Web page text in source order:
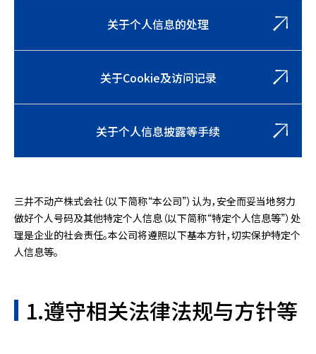
关于个人信息的处理
关于Cookie及访问记录
关于个人信息披露等手续
三井不动产株式会社（以下简称“本公司”）认为，安全而妥当地努力
做好个人号码及其他特定个人信息（以下简称“特定个人信息等”）处
理是企业的社会责任。本公司将遵照以下基本方针，切实保护特定个
人信息等。
1.遵守相关法律法规与方针等